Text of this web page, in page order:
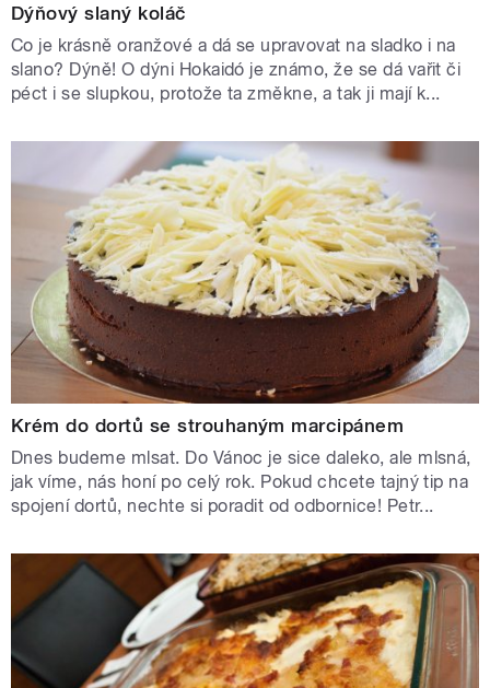
Dýňový slaný koláč
Co je krásně oranžové a dá se upravovat na sladko i na
slano? Dýně! O dýni Hokaidó je známo, že se dá vařit či
péct i se slupkou, protože ta změkne, a tak ji mají k...
Krém do dortů se strouhaným marcipánem
Dnes budeme mlsat. Do Vánoc je sice daleko, ale mlsná,
jak víme, nás honí po celý rok. Pokud chcete tajný tip na
spojení dortů, nechte si poradit od odbornice! Petr...